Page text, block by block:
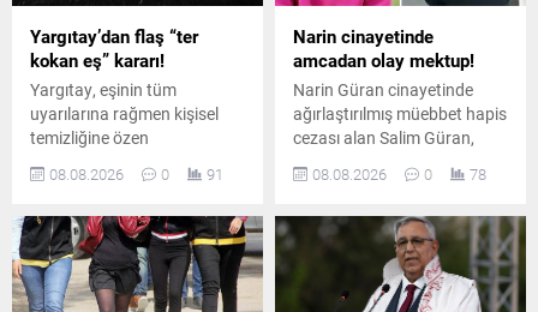
Yargıtay’dan flaş “ter
kokan eş” kararı!
Yargıtay, eşinin tüm
uyarılarına rağmen kişisel
temizliğine özen
göstermeyen ve sürekli ter
koktuğu belirtilen erkeği
kusurlu kabul etti. Çiftin
boşanmasına karar verildi.
08.08.2026 0 91
Narin cinayetinde
amcadan olay mektup!
Narin Güran cinayetinde
ağırlaştırılmış müebbet hapis
cezası alan Salim Güran,
cezaevinden yazdığı
mektupta suçsuz olduğunu
failinin Nevzat Bahtiyar
olduğunu öne sürdü.
08.08.2026 0 78